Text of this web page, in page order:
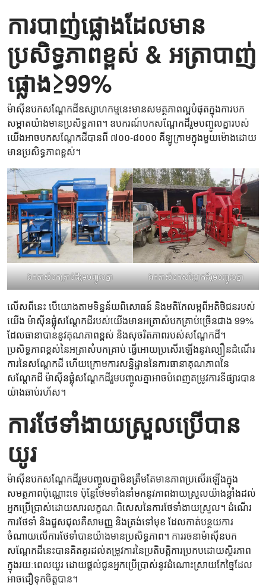
ការបាញ់ផ្លោងដែលមាន
ប្រសិទ្ធភាពខ្ពស់ & អត្រាបាញ់
ផ្លោង≥99%
ម៉ាស៊ីន​បក​សណ្ដែកដី​ឧស្សាហកម្ម​នេះ​មាន​សមត្ថភាព​ល្អ​បំផុត​ក្នុង​ការ​បក​
សម្អាត​យ៉ាង​មាន​ប្រសិទ្ធភាព។ ឧបករណ៍​បក​សណ្ដែកដី​រួម​បញ្ចូល​គ្នា​របស់​
យើង​អាច​បក​សណ្ដែកដី​បាន​ពី ៧០០-៨០០០ គីឡូក្រាម​ក្នុង​មួយ​ម៉ោង​ដោយ​
មាន​ប្រសិទ្ធភាព​ខ្ពស់។
ឯកតាសំបកគ្រាប់ដីរួមបញ្ចូលគ្នា ឯកតាសំបកសណ្តែកដីរួមបញ្ចូលគ្នា
លើសពីនេះ បើយោងតាមទិន្នន័យពិសោធន៍ និងមតិកែលម្អពីអតិថិជនរបស់
យើង ម៉ាស៊ីនផ្លុំសណ្តែកដីរបស់យើងមានអត្រាសំបកគ្រាប់ច្រើនជាង 99%
ដែលធានាបាននូវគុណភាពខ្ពស់ និងសុចរិតភាពរបស់សណ្តែកដី។
ប្រសិទ្ធភាពខ្ពស់នៃអត្រាសំបកគ្រាប់ ធ្វើអោយប្រសើរឡើងនូវល្បឿនដំណើរ
ការនៃសណ្ដែកដី ហើយក្រោមការសន្និដ្ឋាននៃការធានាគុណភាពនៃ
សណ្តែកដី ម៉ាស៊ីនផ្លុំសណ្តែកដីរួមបញ្ចូលគ្នាអាចបំពេញតម្រូវការទីផ្សារបាន
យ៉ាងឆាប់រហ័ស។
ការថែទាំងាយស្រួលប្រើបាន
យូរ
ម៉ាស៊ីន​បក​សណ្ដែកដី​រួម​បញ្ចូល​គ្នា​មិន​ត្រឹម​តែ​មាន​ភាព​ប្រសើរ​ឡើង​ក្នុង​
សមត្ថភាព​ប៉ុណ្ណោះ​ទេ ប៉ុន្តែ​ថែមទាំង​នាំ​មក​នូវ​ភាព​ងាយស្រួល​យ៉ាង​ខ្លាំង​ដល់​
អ្នក​ប្រើប្រាស់​ដោយសារ​លក្ខណៈ​ពិសេស​នៃ​ការ​ថែទាំ​ងាយស្រួល។ ដំណើរ
ការ​ថែទាំ និង​ជួសជុល​គឺ​សាមញ្ញ និង​ត្រង់​ទៅមុខ ដែល​កាត់​បន្ថយ​ការ​
ចំណាយ​លើ​ការ​ថែទាំ​បាន​យ៉ាង​មាន​ប្រសិទ្ធភាព។ ការ​រចនា​ម៉ាស៊ីន​បក​
សណ្ដែកដី​នេះ​បាន​គិតគូរ​ដល់​តម្រូវការ​នៃ​ប្រតិបត្តិការ​ប្រកបដោយ​ស្ថិរភាព​
ក្នុង​រយៈពេល​យូរ ដោយ​ផ្ដល់​ជូន​អ្នក​ប្រើប្រាស់​នូវ​ដំណោះស្រាយ​កែច្នៃ​ដែល​
អាច​ជឿ​ទុកចិត្ត​បាន។